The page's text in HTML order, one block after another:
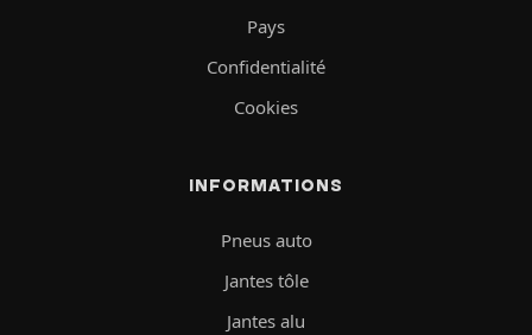
Pays
Confidentialité
Cookies
INFORMATIONS
Pneus auto
Jantes tôle
Jantes alu